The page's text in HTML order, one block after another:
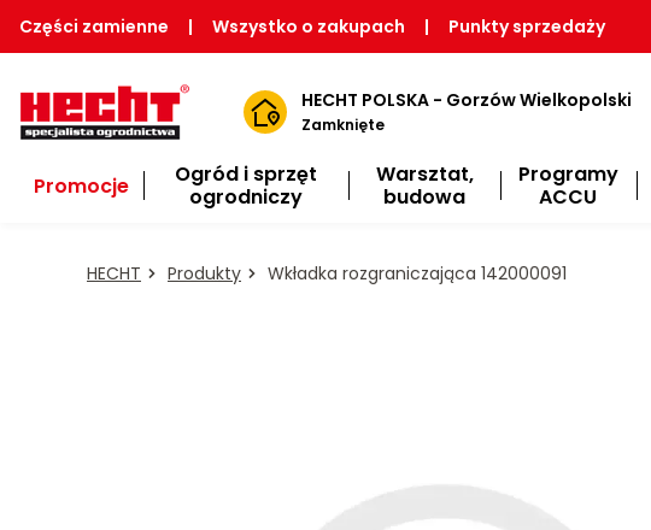
Części zamienne | Wszystko o zakupach | Punkty sprzedaży
HECHT POLSKA - Gorzów Wielkopolski
Zamknięte
Promocje
Ogród i sprzęt
ogrodniczy
Warsztat,
budowa
Programy
ACCU
HECHT Produkty Wkładka rozgraniczająca 142000091